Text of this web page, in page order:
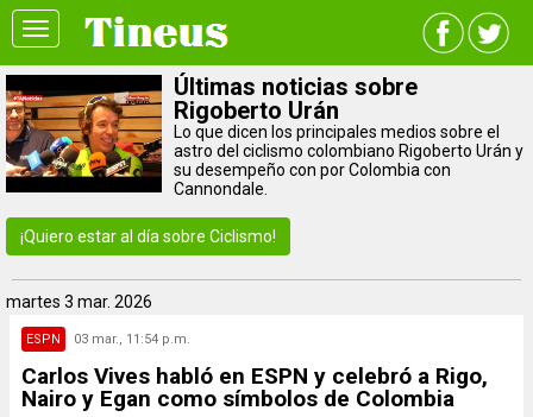
Toggle
navigation
Últimas noticias sobre
Rigoberto Urán
Lo que dicen los principales medios sobre el
astro del ciclismo colombiano Rigoberto Urán y
su desempeño con por Colombia con
Cannondale.
¡Quiero estar al día sobre Ciclismo!
martes 3 mar. 2026
ESPN 03 mar., 11:54 p.m.
Carlos Vives habló en ESPN y celebró a Rigo,
Nairo y Egan como símbolos de Colombia